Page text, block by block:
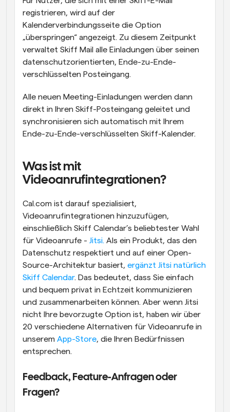
registrieren, wird auf der
Kalenderverbindungsseite die Option
„überspringen“ angezeigt. Zu diesem Zeitpunkt
verwaltet Skiff Mail alle Einladungen über seinen
datenschutzorientierten, Ende-zu-Ende-
verschlüsselten Posteingang.
Alle neuen Meeting-Einladungen werden dann
direkt in Ihren Skiff-Posteingang geleitet und
synchronisieren sich automatisch mit Ihrem
Ende-zu-Ende-verschlüsselten Skiff-Kalender.
Was ist mit
Videoanrufintegrationen?
Cal.com ist darauf spezialisiert,
Videoanrufintegrationen hinzuzufügen,
einschließlich Skiff Calendar’s beliebtester Wahl
für Videoanrufe - Jitsi. Als ein Produkt, das den
Datenschutz respektiert und auf einer Open-
Source-Architektur basiert, ergänzt Jitsi natürlich
Skiff Calendar. Das bedeutet, dass Sie einfach
und bequem privat in Echtzeit kommunizieren
und zusammenarbeiten können. Aber wenn Jitsi
nicht Ihre bevorzugte Option ist, haben wir über
20 verschiedene Alternativen für Videoanrufe in
unserem App-Store, die Ihren Bedürfnissen
entsprechen.
Feedback, Feature-Anfragen oder
Fragen?